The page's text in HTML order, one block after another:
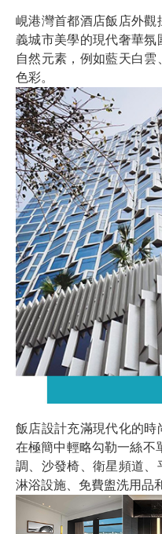
峴港灣首都酒店飯店外觀
義城市美學的現代奢華
自然元素，例如藍天白
色彩。
飯店設計充滿現代化的時
在極簡中輕略勾勒一絲不
調、沙發椅、衛星頻道
淋浴設施、免費盥洗用品